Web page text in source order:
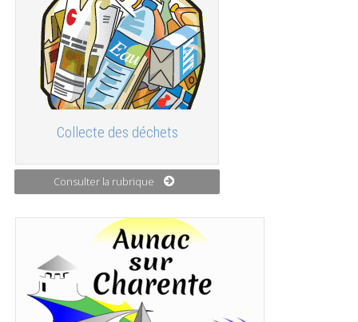
Collecte des déchets
Consulter la rubrique